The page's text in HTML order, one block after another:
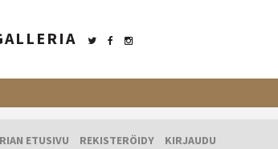
ETUSIVU REKISTERÖIDY
KIRJAUDU